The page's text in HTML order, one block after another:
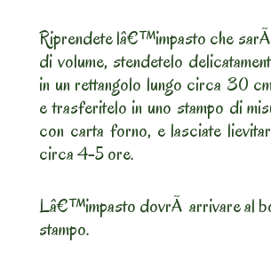
Riprendete lâ€™impasto che
di volume, stendetelo
in un rettangolo lungo circa 30
e trasferitelo in uno stampo di
con carta forno, e lasciate
circa 4-5 ore.
Lâ€™impasto dovrÃ arrivare al
stampo.